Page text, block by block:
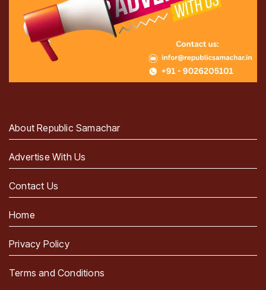
About Republic Samachar
Advertise With Us
Contact Us
Home
Privacy Policy
Terms and Conditions